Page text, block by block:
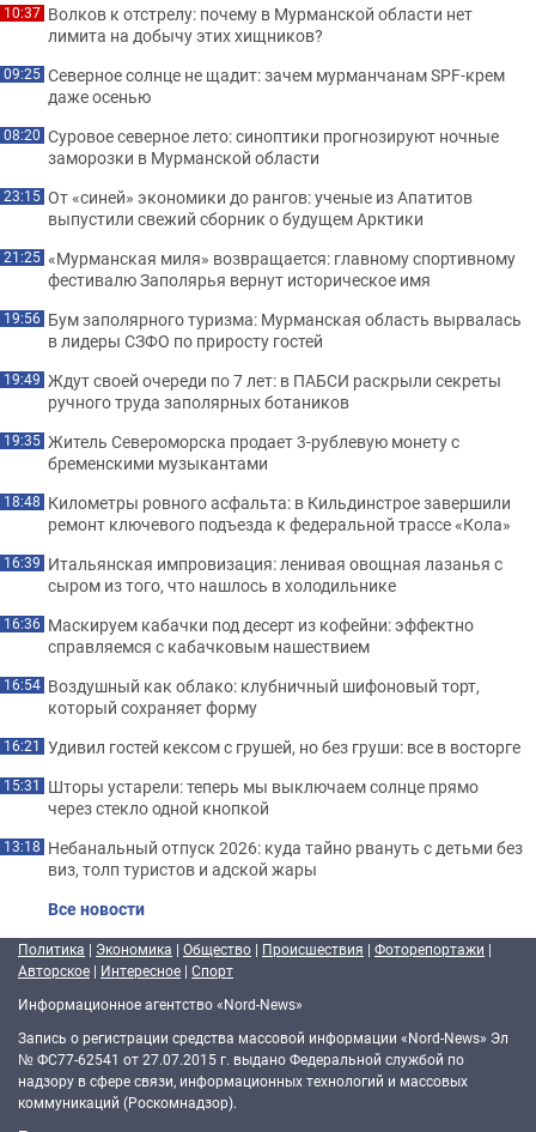
10:37 Волков к отстрелу: почему в Мурманской области нет
лимита на добычу этих хищников?
09:25 Северное солнце не щадит: зачем мурманчанам SPF-крем
даже осенью
08:20 Суровое северное лето: синоптики прогнозируют ночные
заморозки в Мурманской области
23:15 От «синей» экономики до рангов: ученые из Апатитов
выпустили свежий сборник о будущем Арктики
21:25 «Мурманская миля» возвращается: главному спортивному
фестивалю Заполярья вернут историческое имя
19:56 Бум заполярного туризма: Мурманская область вырвалась
в лидеры СЗФО по приросту гостей
19:49 Ждут своей очереди по 7 лет: в ПАБСИ раскрыли секреты
ручного труда заполярных ботаников
19:35 Житель Североморска продает 3-рублевую монету с
бременскими музыкантами
18:48 Километры ровного асфальта: в Кильдинстрое завершили
ремонт ключевого подъезда к федеральной трассе «Кола»
16:39 Итальянская импровизация: ленивая овощная лазанья с
сыром из того, что нашлось в холодильнике
16:36 Маскируем кабачки под десерт из кофейни: эффектно
справляемся с кабачковым нашествием
16:54 Воздушный как облако: клубничный шифоновый торт,
который сохраняет форму
16:21 Удивил гостей кексом с грушей, но без груши: все в восторге
15:31 Шторы устарели: теперь мы выключаем солнце прямо
через стекло одной кнопкой
13:18 Небанальный отпуск 2026: куда тайно рвануть с детьми без
виз, толп туристов и адской жары
Все новости
Политика | Экономика | Общество | Происшествия | Фоторепортажи |
Авторское | Интересное | Спорт
Информационное агентство «Nord-News»
Запись о регистрации средства массовой информации «Nord-News» Эл
№ ФС77-62541 от 27.07.2015 г. выдано Федеральной службой по
надзору в сфере связи, информационных технологий и массовых
коммуникаций (Роскомнадзор).